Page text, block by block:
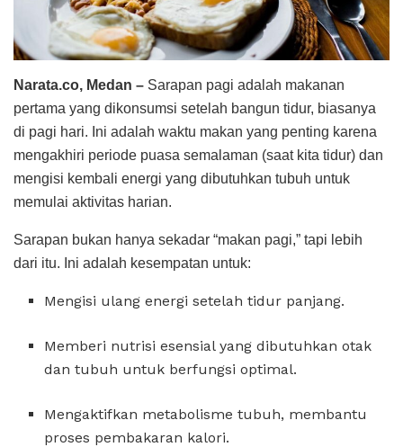
Narata.co, Medan – Sarapan pagi adalah makanan
pertama yang dikonsumsi setelah bangun tidur, biasanya
di pagi hari. Ini adalah waktu makan yang penting karena
mengakhiri periode puasa semalaman (saat kita tidur) dan
mengisi kembali energi yang dibutuhkan tubuh untuk
memulai aktivitas harian.
Sarapan bukan hanya sekadar “makan pagi,” tapi lebih
dari itu. Ini adalah kesempatan untuk:
Mengisi ulang energi setelah tidur panjang.
Memberi nutrisi esensial yang dibutuhkan otak
dan tubuh untuk berfungsi optimal.
Mengaktifkan metabolisme tubuh, membantu
proses pembakaran kalori.